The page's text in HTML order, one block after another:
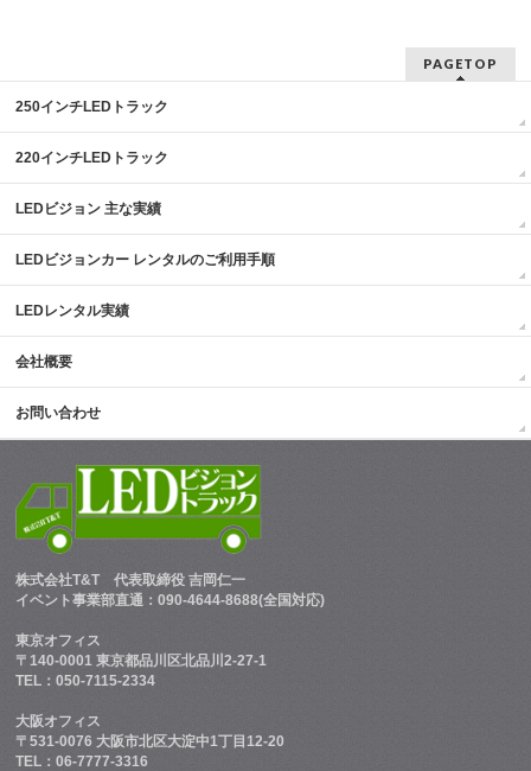
PAGETOP
250インチLEDトラック
220インチLEDトラック
LEDビジョン 主な実績
LEDビジョンカー レンタルのご利用手順
LEDレンタル実績
会社概要
お問い合わせ
株式会社T&T 代表取締役 吉岡仁一
イベント事業部直通：090-4644-8688(全国対応)
東京オフィス
〒140-0001 東京都品川区北品川2-27-1
TEL：050-7115-2334
大阪オフィス
〒531-0076 大阪市北区大淀中1丁目12-20
TEL：06-7777-3316